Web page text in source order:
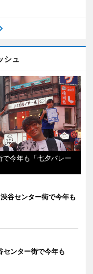
シュ
で今年も「七夕パレー
谷センター街で今年も
センター街で今年も